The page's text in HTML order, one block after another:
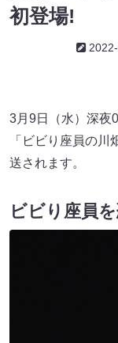
初登場!
3月9日（水）深夜
「ビビり座員の
送されます。
ビビり座員